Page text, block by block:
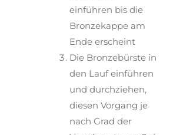
einführen bis die
Bronzekappe am
Ende erscheint
Die Bronzebürste in
den Lauf einführen
und durchziehen,
diesen Vorgang je
nach Grad der